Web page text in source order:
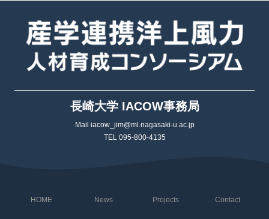
長崎大学 IACOW事務局
Mail iacow_jim@ml.nagasaki-u.ac.jp
TEL 095-800-4135
HOME News Projects Contact